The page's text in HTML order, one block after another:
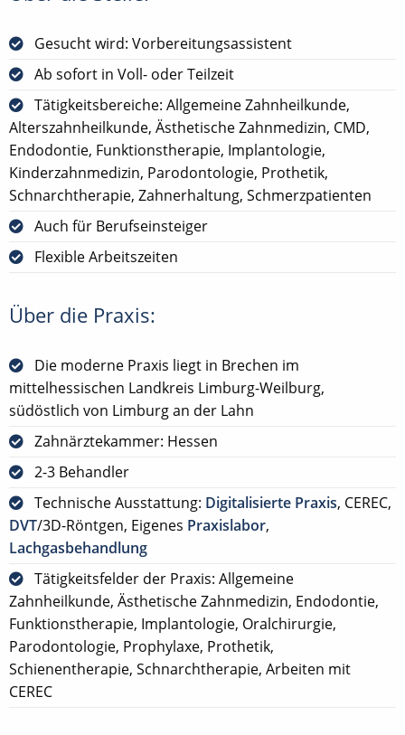
Gesucht wird: Vorbereitungsassistent
Ab sofort in Voll- oder Teilzeit
Tätigkeitsbereiche: Allgemeine Zahnheilkunde,
Alterszahnheilkunde, Ästhetische Zahnmedizin, CMD,
Endodontie, Funktionstherapie, Implantologie,
Kinderzahnmedizin, Parodontologie, Prothetik,
Schnarchtherapie, Zahnerhaltung, Schmerzpatienten
Auch für Berufseinsteiger
Flexible Arbeitszeiten
Über die Praxis:
Die moderne Praxis liegt in Brechen im
mittelhessischen Landkreis Limburg-Weilburg,
südöstlich von Limburg an der Lahn
Zahnärztekammer: Hessen
2-3 Behandler
Technische Ausstattung: Digitalisierte Praxis, CEREC,
DVT/3D-Röntgen, Eigenes Praxislabor,
Lachgasbehandlung
Tätigkeitsfelder der Praxis: Allgemeine
Zahnheilkunde, Ästhetische Zahnmedizin, Endodontie,
Funktionstherapie, Implantologie, Oralchirurgie,
Parodontologie, Prophylaxe, Prothetik,
Schienentherapie, Schnarchtherapie, Arbeiten mit
CEREC